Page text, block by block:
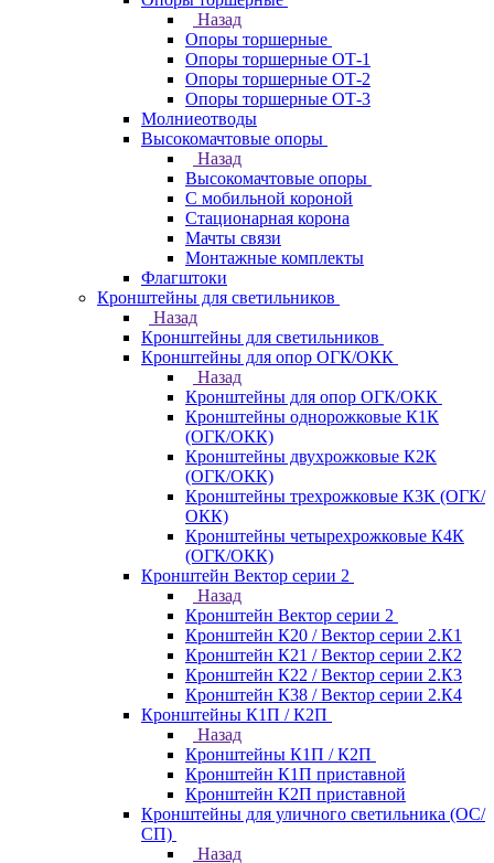
Назад
Опоры торшерные
Опоры торшерные ОТ-1
Опоры торшерные ОТ-2
Опоры торшерные ОТ-3
Молниеотводы
Высокомачтовые опоры
Назад
Высокомачтовые опоры
С мобильной короной
Стационарная корона
Мачты связи
Монтажные комплекты
Флагштоки
Кронштейны для светильников
Назад
Кронштейны для светильников
Кронштейны для опор ОГК/ОКК
Назад
Кронштейны для опор ОГК/ОКК
Кронштейны однорожковые К1К
(ОГК/ОКК)
Кронштейны двухрожковые К2К
(ОГК/ОКК)
Кронштейны трехрожковые К3К (ОГК/
ОКК)
Кронштейны четырехрожковые К4К
(ОГК/ОКК)
Кронштейн Вектор серии 2
Назад
Кронштейн Вектор серии 2
Кронштейн К20 / Вектор серии 2.К1
Кронштейн К21 / Вектор серии 2.К2
Кронштейн К22 / Вектор серии 2.К3
Кронштейн К38 / Вектор серии 2.К4
Кронштейны К1П / К2П
Назад
Кронштейны К1П / К2П
Кронштейн К1П приставной
Кронштейн К2П приставной
Кронштейны для уличного светильника (ОС/
СП)
Назад